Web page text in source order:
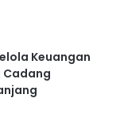
Keuangan
Cadang